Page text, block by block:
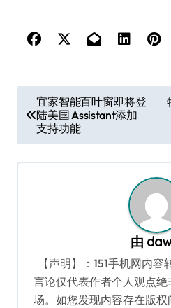
章
导
航
宜家智能百叶窗即将登
陆美国 Assistant添加
支持功能
由
【声明】：151手机网内
言论仅代表作者个人观点
场。如您发现内容存在版